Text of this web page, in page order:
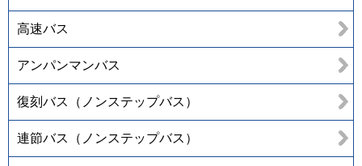
高速バス
アンパンマンバス
復刻バス（ノンステップバス）
連節バス（ノンステップバス）